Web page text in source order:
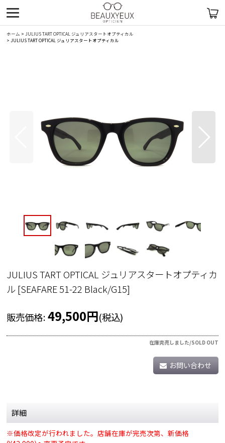
ホーム > JULIUS TART OPTICAL ジュリアスタートオプティカル
> JULIUS TART OPTICAL ジュリアスタートオプティカル
JULIUS TART OPTICAL ジュリアスタートオプティカ
ル[SEAFARE 51-22 Black/G15]
販売価格: 49,500円(税込)
在庫完売しました/SOLD OUT
お問い合わせ
詳細
※価格改定が行われました。店舗在庫が完売次第、新価格